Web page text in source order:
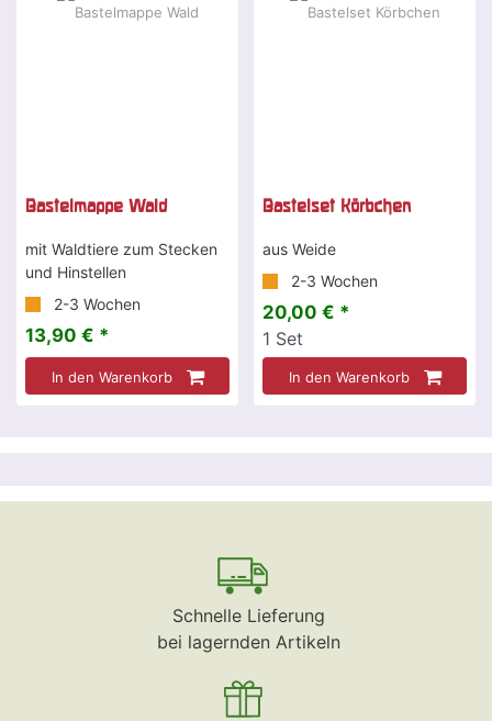
Bastelmappe Wald
mit Waldtiere zum Stecken
und Hinstellen
2-3 Wochen
13,90 € *
In den Warenkorb
Bastelset Körbchen
aus Weide
2-3 Wochen
20,00 € *
1 Set
In den Warenkorb
Schnelle Lieferung
bei lagernden Artikeln